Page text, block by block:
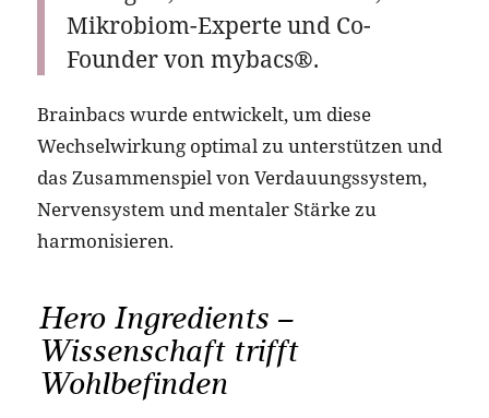
Mikrobiom-Experte und Co-
Founder von mybacs®.
Brainbacs wurde entwickelt, um diese
Wechselwirkung optimal zu unterstützen und
das Zusammenspiel von Verdauungssystem,
Nervensystem und mentaler Stärke zu
harmonisieren.
Hero Ingredients –
Wissenschaft trifft
Wohlbefinden